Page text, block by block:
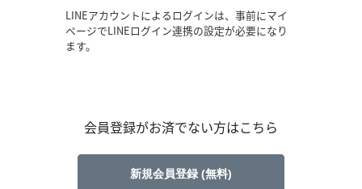
LINEアカウントによるログインは、事前にマイ
ページでLINEログイン連携の設定が必要になり
ます。
会員登録がお済でない方はこちら
新規会員登録 (無料)